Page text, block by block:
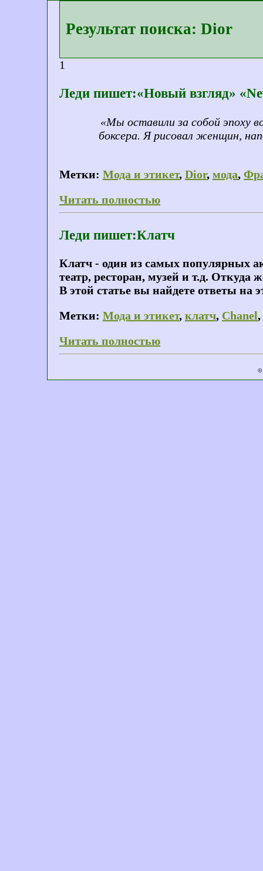
Результат поиска: Dior
1
Леди пишет:«Новый взгляд»
«Мы оставили за собой эпоху
боксера. Я рисовал женщин,
Метки: Мода и этикет, Dior, мода,
Читать полностью
Леди пишет:Клатч
Клатч - один из самых популярных
театр, ресторан, музей и т.д.
В этой статье вы найдете ответы на
Метки: Мода и этикет, клатч, Chanel,
Читать полностью
©